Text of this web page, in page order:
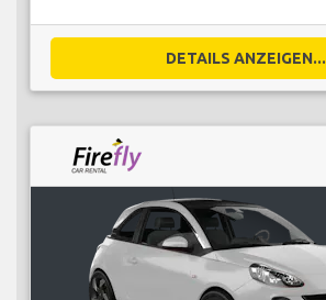
DETAILS ANZEIGEN...